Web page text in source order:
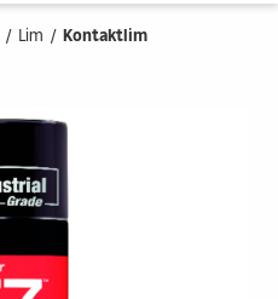
Lim Kontaktlim